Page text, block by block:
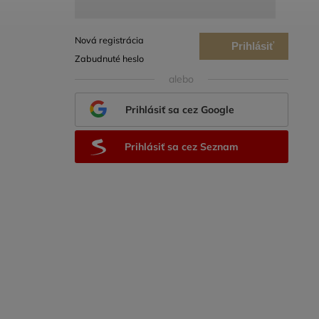
Prihlásiť
Nová registrácia
Zabudnuté heslo
alebo
Prihlásiť sa cez Google
Prihlásiť sa cez Seznam